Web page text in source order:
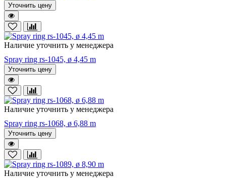
Уточнить цену
Наличие уточнить у менеджера
Spray ring rs-1045, ø 4,45 m
Уточнить цену
Наличие уточнить у менеджера
Spray ring rs-1068, ø 6,88 m
Уточнить цену
Наличие уточнить у менеджера